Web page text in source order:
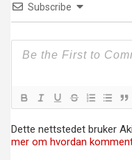
Subscribe
Dette nettstedet bruker
mer om hvordan